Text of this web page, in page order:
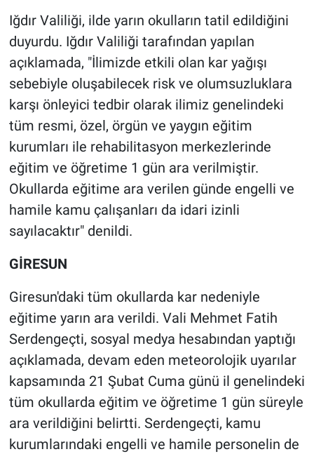
Iğdır Valiliği, ilde yarın okulların tatil edildiğini
duyurdu. Iğdır Valiliği tarafından yapılan
açıklamada, "İlimizde etkili olan kar yağışı
sebebiyle oluşabilecek risk ve olumsuzluklara
karşı önleyici tedbir olarak ilimiz genelindeki
tüm resmi, özel, örgün ve yaygın eğitim
kurumları ile rehabilitasyon merkezlerinde
eğitim ve öğretime 1 gün ara verilmiştir.
Okullarda eğitime ara verilen günde engelli ve
hamile kamu çalışanları da idari izinli
sayılacaktır" denildi.
GİRESUN
Giresun'daki tüm okullarda kar nedeniyle
eğitime yarın ara verildi. Vali Mehmet Fatih
Serdengeçti, sosyal medya hesabından yaptığı
açıklamada, devam eden meteorolojik uyarılar
kapsamında 21 Şubat Cuma günü il genelindeki
tüm okullarda eğitim ve öğretime 1 gün süreyle
ara verildiğini belirtti. Serdengeçti, kamu
kurumlarındaki engelli ve hamile personelin de